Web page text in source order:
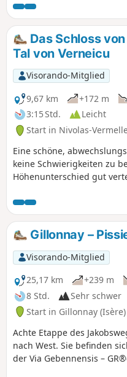
auch herrliche Ausblicke
Diese Wanderung führt
Teil der Via Gebennensis.
Gebennensis verbindet
Velay. Es handelt sich um
jeher von Schweizer und
genommen wird, um von Le
Jakobsweg nach Santiago
erreichen.
Das Schloss
Tal von Verneicu
Visorando-Mitglied
9,67 km
+172 m
3:15 Std.
Leicht
Start in Nivolas-
Eine schöne,
keine Schwierigkeiten zu
Höhenunterschied gut
an drei interessanten
Quinsonnas, dem
von Vermelle. Als
charmante Tal des Baches
Gillonnay –
Visorando-Mitglied
25,17 km
+239 m
8 Std.
Sehr schwer
Start in Gillonnay (Isère)
Achte Etappe des
nach West. Sie befinden
der Via Gebennensis –